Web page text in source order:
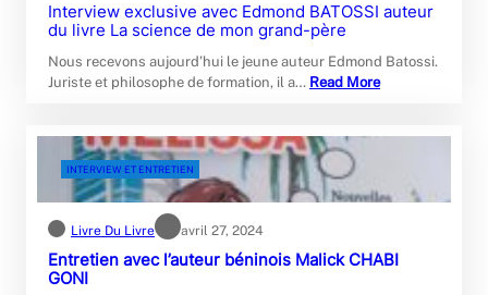
Interview exclusive avec Edmond BATOSSI auteur
du livre La science de mon grand-père
Nous recevons aujourd’hui le jeune auteur Edmond Batossi.
Juriste et philosophe de formation, il a… Read More
INTERVIEW ET ENTRETIEN
Livre Du Livre avril 27, 2024
Entretien avec l’auteur béninois Malick CHABI
GONI